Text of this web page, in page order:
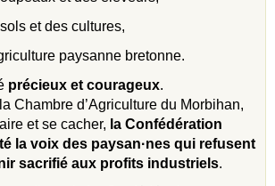
et des cultures,
paysanne bretonne.
précieux et courageux.
Chambre d’Agriculture du Morbihan,
et se cacher, la Confédération
la voix des paysan·nes qui refusent
sacrifié aux profits industriels.